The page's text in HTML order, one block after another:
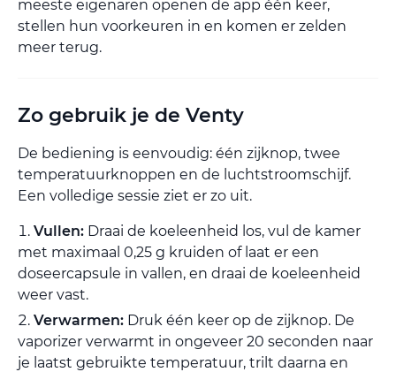
meeste eigenaren openen de app één keer,
stellen hun voorkeuren in en komen er zelden
meer terug.
Zo gebruik je de Venty
De bediening is eenvoudig: één zijknop, twee
temperatuurknoppen en de luchtstroomschijf.
Een volledige sessie ziet er zo uit.
Vullen: Draai de koeleenheid los, vul de kamer
met maximaal 0,25 g kruiden of laat er een
doseercapsule in vallen, en draai de koeleenheid
weer vast.
Verwarmen: Druk één keer op de zijknop. De
vaporizer verwarmt in ongeveer 20 seconden naar
je laatst gebruikte temperatuur, trilt daarna en